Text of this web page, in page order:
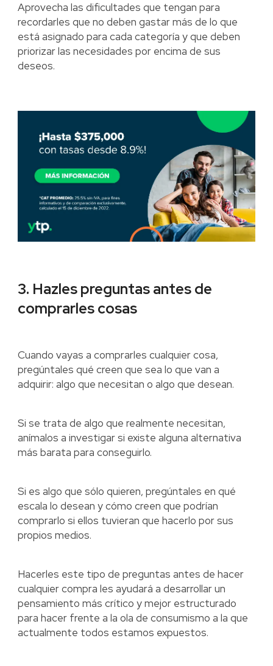
Aprovecha las dificultades que tengan para
recordarles que no deben gastar más de lo que
está asignado para cada categoría y que deben
priorizar las necesidades por encima de sus
deseos.
3. Hazles preguntas antes de
comprarles cosas
Cuando vayas a comprarles cualquier cosa,
pregúntales qué creen que sea lo que van a
adquirir: algo que necesitan o algo que desean.
Si se trata de algo que realmente necesitan,
anímalos a investigar si existe alguna alternativa
más barata para conseguirlo.
Si es algo que sólo quieren, pregúntales en qué
escala lo desean y cómo creen que podrían
comprarlo si ellos tuvieran que hacerlo por sus
propios medios.
Hacerles este tipo de preguntas antes de hacer
cualquier compra les ayudará a desarrollar un
pensamiento más crítico y mejor estructurado
para hacer frente a la ola de consumismo a la que
actualmente todos estamos expuestos.